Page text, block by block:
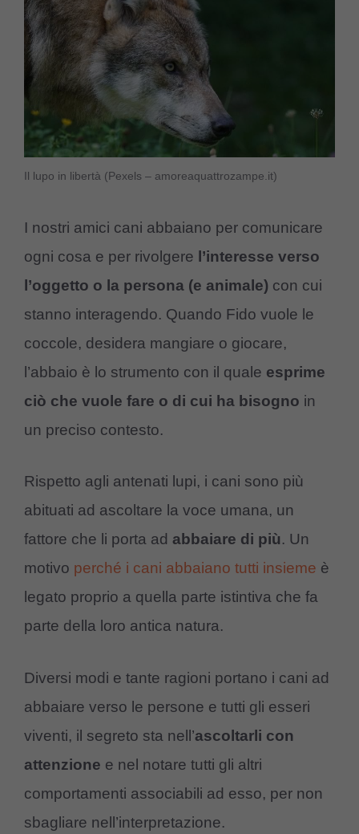
Il lupo in libertà (Pexels – amoreaquattrozampe.it)
I nostri amici cani abbaiano per comunicare
ogni cosa e per rivolgere l’interesse verso
l’oggetto o la persona (e animale) con cui
stanno interagendo. Quando Fido vuole le
coccole, desidera mangiare o giocare,
l’abbaio è lo strumento con il quale esprime
ciò che vuole fare o di cui ha bisogno in
un preciso contesto.
Rispetto agli antenati lupi, i cani sono più
abituati ad ascoltare la voce umana, un
fattore che li porta ad abbaiare di più. Un
motivo perché i cani abbaiano tutti insieme è
legato proprio a quella parte istintiva che fa
parte della loro antica natura.
Diversi modi e tante ragioni portano i cani ad
abbaiare verso le persone e tutti gli esseri
viventi, il segreto sta nell’ascoltarli con
attenzione e nel notare tutti gli altri
comportamenti associabili ad esso, per non
sbagliare nell’interpretazione.